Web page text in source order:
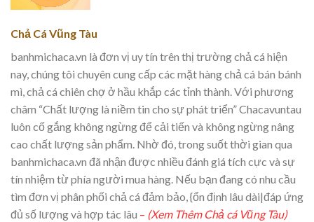
Chả Cá Vũng Tàu
banhmichaca.vn là đơn vị uy tín trên thị trường chả cá hiện
nay, chúng tôi chuyên cung cấp các mặt hàng chả cá bán bánh
mì, chả cá chiên chợ ở hầu khắp các tỉnh thành. Với phương
châm “Chất lượng là niềm tin cho sự phát triển” Chacavuntau
luôn cố gắng không ngừng để cải tiến và không ngừng nâng
cao chất lượng sản phẩm. Nhờ đó, trong suốt thời gian qua
banhmichaca.vn đã nhận được nhiều đánh giá tích cực và sự
tín nhiệm từ phía người mua hàng. Nếu bạn đang có nhu cầu
tìm đơn vị phân phối chả cá đảm bảo, {ổn định lâu dài|đáp ứng
đủ số lượng và hợp tác lâu – (Xem Thêm Chả cá Vũng Tàu)